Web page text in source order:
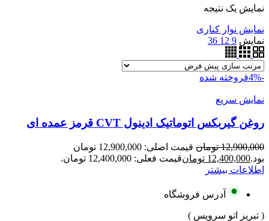
نمایش یک نتیجه
نمایش نوار کناری
نمایش 9
12
36
-4% فروخته شده
نمایش سریع
روغن گیربکس اتوماتیک ادینول CVT قرمز عمده ای
12,900,000 تومان
قیمت اصلی: 12,900,000 تومان
بود.12,400,000 تومانقیمت فعلی: 12,400,000 تومان.
اطلاعات بیشتر
آدرس فروشگاه
( تبریز اتو سرویس )